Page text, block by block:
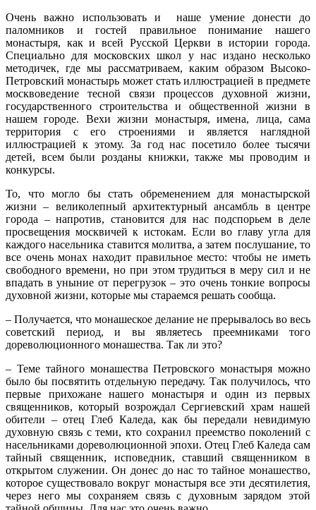
Очень важно использовать и наше умение донести до
паломников и гостей правильное понимание нашего
монастыря, как и всей Русской Церкви в истории города.
Специально для московских школ у нас издано несколько
методичек, где мы рассматриваем, каким образом Высоко-
Петровский монастырь может стать иллюстрацией в предмете
москвоведение тесной связи процессов духовной жизни,
государственного строительства и общественной жизни в
нашем городе. Вехи жизни монастыря, имена, лица, сама
территория с его строениями и является наглядной
иллюстрацией к этому. За год нас посетило более тысячи
детей, всем были розданы книжки, также мы проводим и
конкурсы.
То, что могло бы стать обременением для монастырской
жизни – великолепный архитектурный ансамбль в центре
города – напротив, становится для нас подспорьем в деле
просвещения москвичей к истокам. Если во главу угла для
каждого насельника ставится молитва, а затем послушание, то
все очень монах находит правильное место: чтобы не иметь
свободного времени, но при этом трудиться в меру сил и не
впадать в уныние от перегрузок – это очень тонкие вопросы
духовной жизни, которые мы стараемся решать сообща.
– Получается, что монашеское делание не прерывалось во весь
советский период, и вы являетесь преемниками того
дореволюционного монашества. Так ли это?
– Теме тайного монашества Петровского монастыря можно
было бы посвятить отдельную передачу. Так получилось, что
первые прихожане нашего монастыря и один из первых
священников, который возрождал Сергиевский храм нашей
обители – отец Глеб Каледа, как бы передали невидимую
духовную связь с теми, кто сохранил преемство поколений с
насельниками дореволюционной эпохи. Отец Глеб Каледа сам
тайный священник, исповедник, ставший священником в
открытом служении. Он донес до нас то тайное монашество,
которое существовало вокруг монастыря все эти десятилетия,
через него мы сохраняем связь с духовным зарядом этой